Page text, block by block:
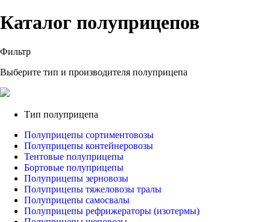
Каталог полуприцепов
Фильтр
Выберите тип и производителя полуприцепа
Тип полуприцепа
Полуприцепы сортиментовозы
Полуприцепы контейнеровозы
Тентовые полуприцепы
Бортовые полуприцепы
Полуприцепы зерновозы
Полуприцепы тяжеловозы тралы
Полуприцепы самосвалы
Полуприцепы рефрижераторы (изотермы)